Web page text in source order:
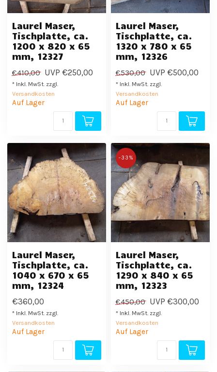
Laurel Maser,
Tischplatte, ca.
1200 x 820 x 65
mm, 12327
€410,00 UVP €250,00
* Inkl. MwSt. zzgl.
Versandkosten
Auf Lager
Laurel Maser,
Tischplatte, ca.
1320 x 780 x 65
mm, 12326
€530,00 UVP €500,00
* Inkl. MwSt. zzgl.
Versandkosten
Auf Lager
Laurel Maser,
Tischplatte, ca.
1040 x 670 x 65
mm, 12324
€360,00
* Inkl. MwSt. zzgl.
Versandkosten
Auf Lager
-33%
Laurel Maser,
Tischplatte, ca.
1290 x 840 x 65
mm, 12323
€450,00 UVP €300,00
* Inkl. MwSt. zzgl.
Versandkosten
Auf Lager